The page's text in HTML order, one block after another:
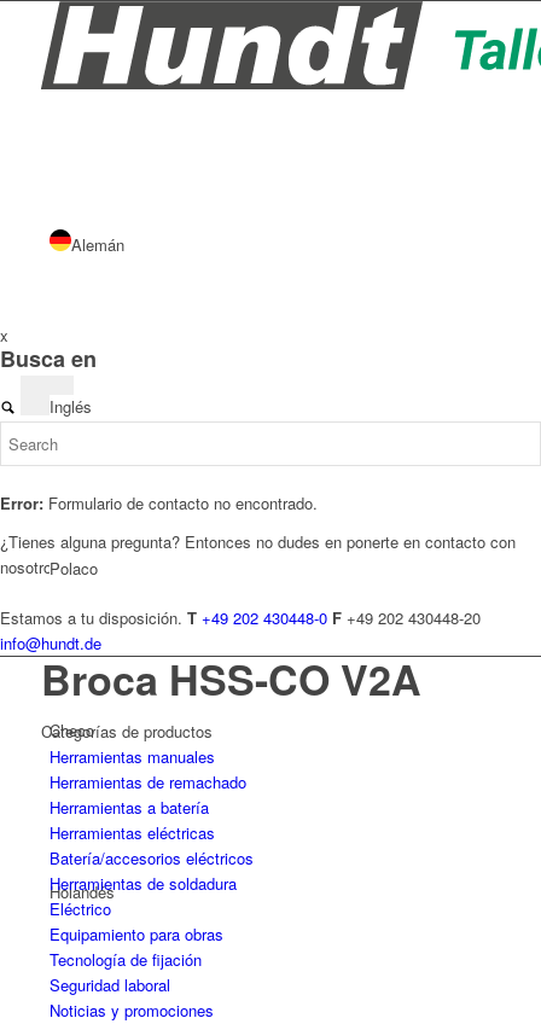
Alemán
Inglés
Polaco
Checo
Holandés
x
Busca en
Error: Formulario de contacto no encontrado.
¿Tienes alguna pregunta? Entonces no dudes en ponerte en contacto con
nosotros.
Estamos a tu disposición. T +49 202 430448-0 F +49 202 430448-20
info@hundt.de
Broca HSS-CO V2A
Categorías de productos
Herramientas manuales
Herramientas de remachado
Herramientas a batería
Herramientas eléctricas
Batería/accesorios eléctricos
Herramientas de soldadura
Eléctrico
Equipamiento para obras
Tecnología de fijación
Seguridad laboral
Noticias y promociones